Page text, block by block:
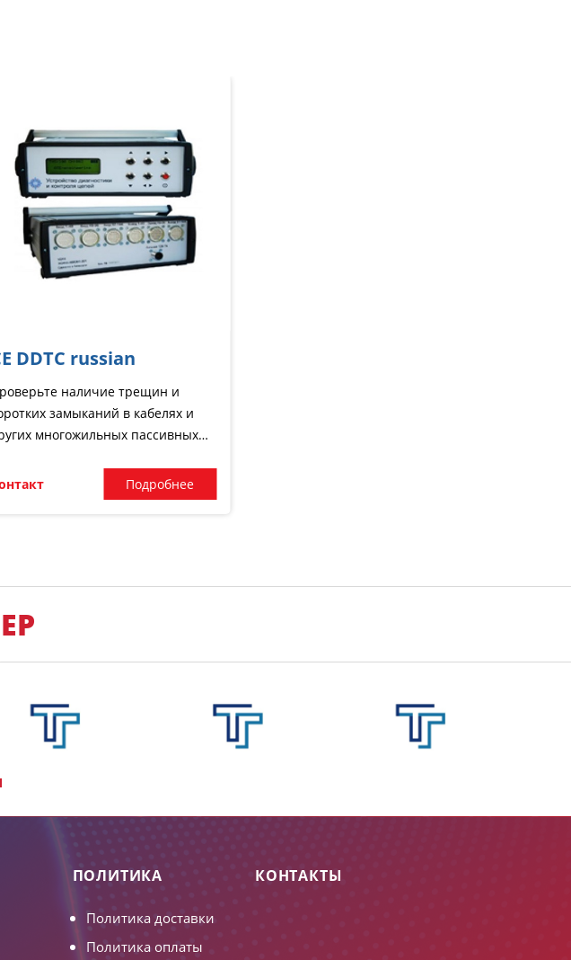
DDTC russian
наличие трещин и
замыканий в кабелях и
многожильных пассивных
Подробнее
ПОЛИТИКА
Политика доставки
Политика оплаты
КОНТАКТЫ